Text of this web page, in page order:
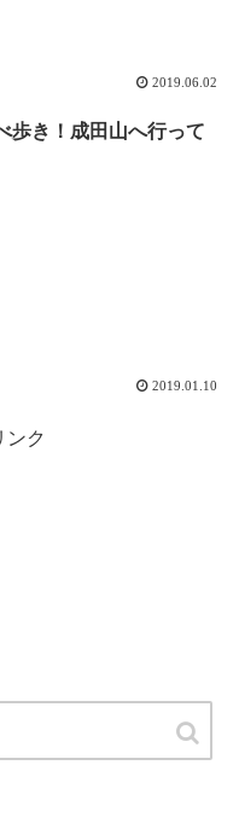
2019.06.02
歩き！成田山へ行って
2019.01.10
ンク